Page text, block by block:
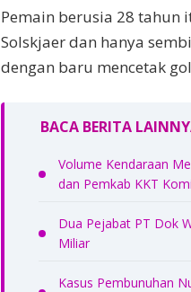
Pemain berusia 28 tahun
Solskjaer dan hanya
dengan baru mencetak
BACA BERITA
Volume Kendaraan
dan Pemkab KKT
Dua Pejabat PT Dok
Miliar
Kasus Pembunuhan